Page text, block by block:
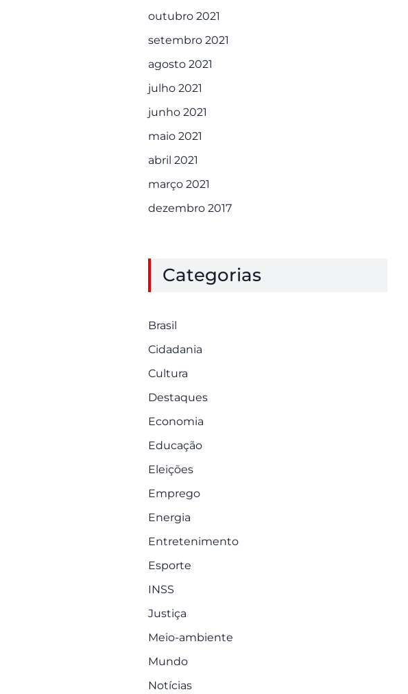
outubro 2021
setembro 2021
agosto 2021
julho 2021
junho 2021
maio 2021
abril 2021
março 2021
dezembro 2017
Categorias
Brasil
Cidadania
Cultura
Destaques
Economia
Educação
Eleições
Emprego
Energia
Entretenimento
Esporte
INSS
Justiça
Meio-ambiente
Mundo
Notícias